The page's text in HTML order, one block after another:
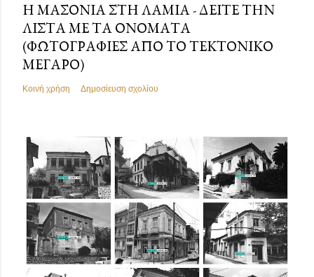
Η ΜΑΣΟΝΊΑ ΣΤΗ ΛΑΜΊΑ - ΔΕΊΤΕ ΤΗΝ
ΛΊΣΤΑ ΜΕ ΤΑ ΟΝΌΜΑΤΑ
(ΦΩΤΟΓΡΑΦΊΕΣ ΑΠΌ ΤΟ ΤΕΚΤΟΝΙΚΌ
ΜΈΓΑΡΟ)
Κοινή χρήση Δημοσίευση σχολίου